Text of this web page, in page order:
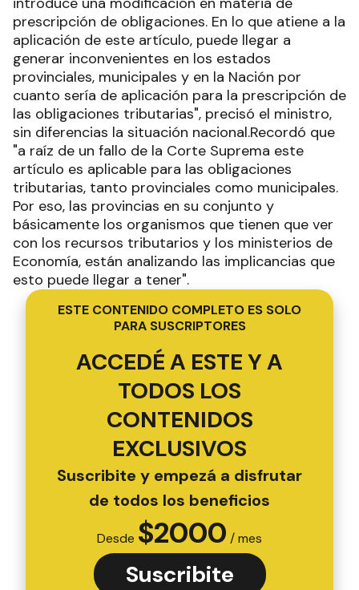
prescripción de obligaciones. En lo que atiene a la
aplicación de este artículo, puede llegar a
generar inconvenientes en los estados
provinciales, municipales y en la Nación por
cuanto sería de aplicación para la prescripción de
las obligaciones tributarias", precisó el ministro,
sin diferencias la situación nacional.Recordó que
"a raíz de un fallo de la Corte Suprema este
artículo es aplicable para las obligaciones
tributarias, tanto provinciales como municipales.
Por eso, las provincias en su conjunto y
básicamente los organismos que tienen que ver
con los recursos tributarios y los ministerios de
Economía, están analizando las implicancias que
esto puede llegar a tener".
ESTE CONTENIDO COMPLETO ES SOLO
PARA SUSCRIPTORES
ACCEDÉ A ESTE Y A
TODOS LOS
CONTENIDOS
EXCLUSIVOS
Suscribite y empezá a disfrutar
de todos los beneficios
Desde $2000 / mes
Suscribite